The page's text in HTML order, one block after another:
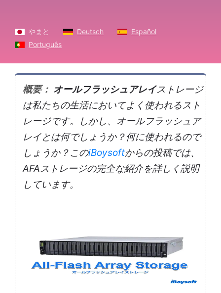
やまと Deutsch
Español
Português
概要： オールフラッシュアレイストレージ
は私たちの生活においてよく使われるスト
レージです。しかし、オールフラッシュア
レイとは何でしょうか？何に使われるので
しょうか？このiBoysoftからの投稿では、
AFAストレージの完全な紹介を詳しく説明
しています。